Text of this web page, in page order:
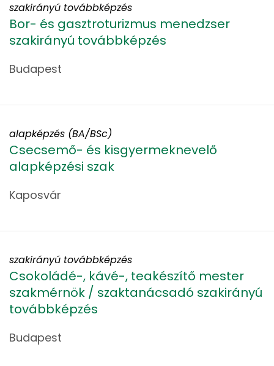
Bor- és gasztroturizmus menedzser
szakirányú továbbképzés
Budapest
szakirányú továbbképzés
Csecsemő- és kisgyermeknevelő
alapképzési szak
Kaposvár
alapképzés (BA/BSc)
Csokoládé-, kávé-, teakészítő mester
szakmérnök / szaktanácsadó szakirányú
továbbképzés
Budapest
szakirányú továbbképzés